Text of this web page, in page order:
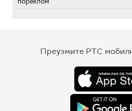
Преузмите РТС